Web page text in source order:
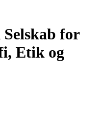
for
Etik og